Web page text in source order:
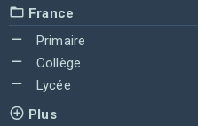
France
Primaire
Collège
Lycée
Plus